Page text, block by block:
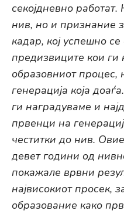
секојдневно
нив, но и признание
кадар, кој успешно
предизвиците кои ги
образовниот процес,
генерација која
ги наградуваме и
првенци на
честитки до нив.
девет години од
покажале врвни
највисокиот просек,
образование како